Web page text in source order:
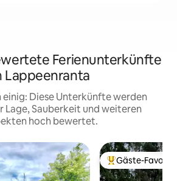
Ferienunterkünfte
Lappeenranta
einig: Diese Unterkünfte werden
Lage, Sauberkeit und weiteren
hoch bewertet.
Beliebter Gäste-
Gäste-Favorit